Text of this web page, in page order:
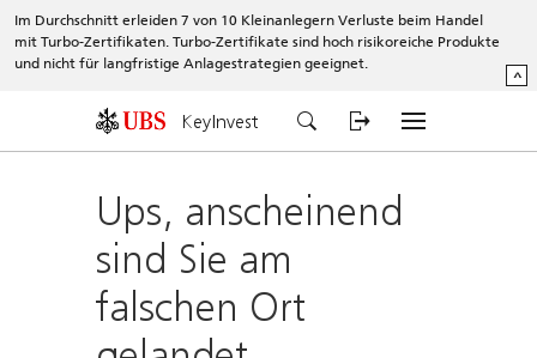
Im Durchschnitt erleiden 7 von 10 Kleinanlegern Verluste beim Handel
mit Turbo-Zertifikaten. Turbo-Zertifikate sind hoch risikoreiche Produkte
und nicht für langfristige Anlagestrategien geeignet.
^
KeyInvest
Ups, anscheinend
sind Sie am
falschen Ort